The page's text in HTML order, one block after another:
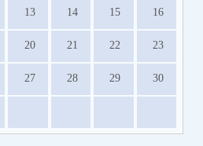
13 14 15 16
20 21 22 23
27 28 29 30